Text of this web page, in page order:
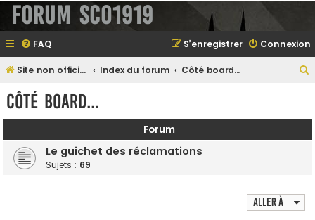
Forum SCO1919
FAQ Connexion
S’enregistrer
Site non officiel sur le SCO d'Angers Index du forum Côté board...
e
Côté board...
Forum
Le guichet des réclamations
Sujets : 69
Aller à